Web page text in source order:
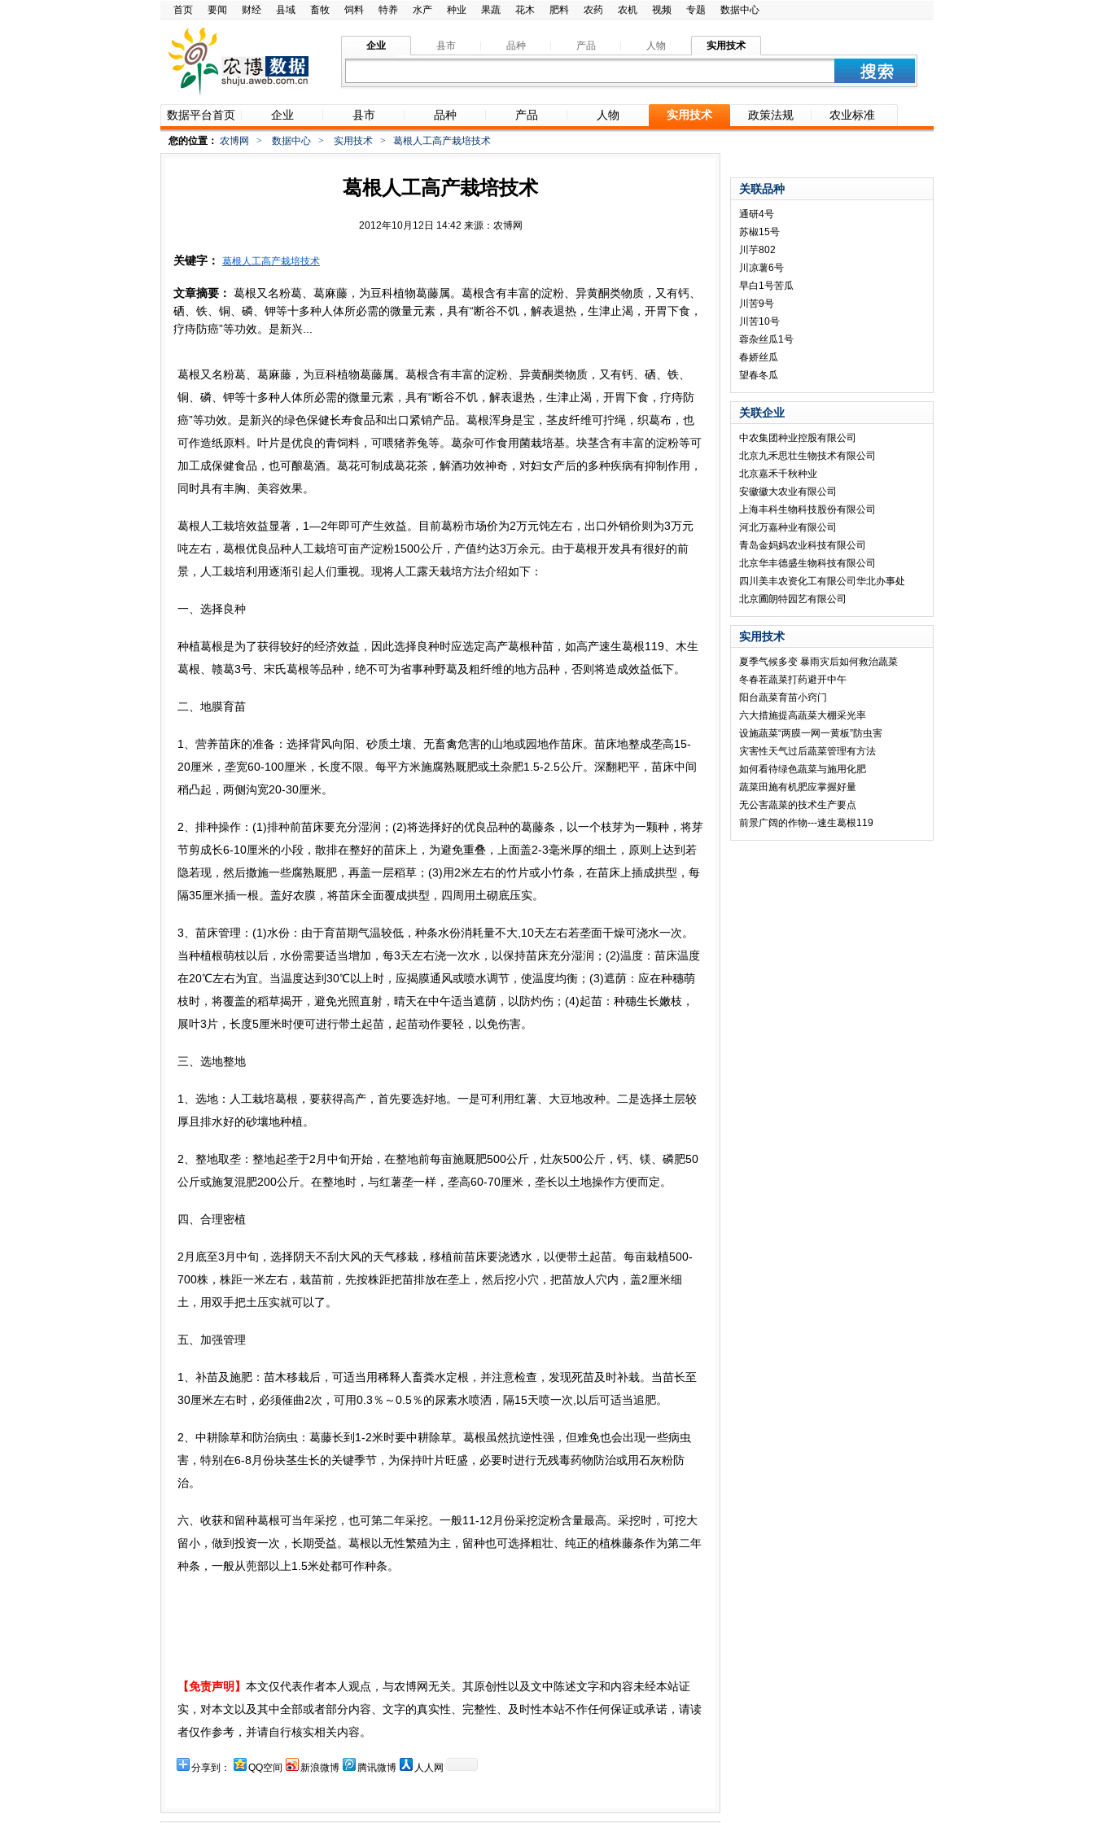
首页 要闻 财经 县域 畜牧 饲料 特养 水产 种业 果蔬 花木 肥料 农药 农机 视频 专题 数据中心
企业 县市 品种 产品 人物 实用技术
数据平台首页 企业 县市 品种 产品 人物 实用技术 政策法规 农业标准
您的位置： 农博网 > 数据中心 > 实用技术 > 葛根人工高产栽培技术
葛根人工高产栽培技术
2012年10月12日 14:42 来源：农博网
关键字： 葛根人工高产栽培技术
文章摘要： 葛根又名粉葛、葛麻藤，为豆科植物葛藤属。葛根含有丰富的淀粉、异黄酮类物质，又有钙、
硒、铁、铜、磷、钾等十多种人体所必需的微量元素，具有“断谷不饥，解表退热，生津止渴，开胃下食，
疗痔防癌”等功效。是新兴...
葛根又名粉葛、葛麻藤，为豆科植物葛藤属。葛根含有丰富的淀粉、异黄酮类物质，又有钙、硒、铁、
铜、磷、钾等十多种人体所必需的微量元素，具有“断谷不饥，解表退热，生津止渴，开胃下食，疗痔防
癌”等功效。是新兴的绿色保健长寿食品和出口紧销产品。葛根浑身是宝，茎皮纤维可拧绳，织葛布，也
可作造纸原料。叶片是优良的青饲料，可喂猪养兔等。葛杂可作食用菌栽培基。块茎含有丰富的淀粉等可
加工成保健食品，也可酿葛酒。葛花可制成葛花茶，解酒功效神奇，对妇女产后的多种疾病有抑制作用，
同时具有丰胸、美容效果。
葛根人工栽培效益显著，1―2年即可产生效益。目前葛粉市场价为2万元饨左右，出口外销价则为3万元
吨左右，葛根优良品种人工栽培可亩产淀粉1500公斤，产值约达3万余元。由于葛根开发具有很好的前
景，人工栽培利用逐渐引起人们重视。现将人工露天栽培方法介绍如下：
一、选择良种
种植葛根是为了获得较好的经济效益，因此选择良种时应选定高产葛根种苗，如高产速生葛根119、木生
葛根、赣葛3号、宋氏葛根等品种，绝不可为省事种野葛及粗纤维的地方品种，否则将造成效益低下。
二、地膜育苗
1、营养苗床的准备：选择背风向阳、砂质土壤、无畜禽危害的山地或园地作苗床。苗床地整成垄高15-
20厘米，垄宽60-100厘米，长度不限。每平方米施腐熟厩肥或土杂肥1.5-2.5公斤。深翻耙平，苗床中间
稍凸起，两侧沟宽20-30厘米。
2、排种操作：(1)排种前苗床要充分湿润；(2)将选择好的优良品种的葛藤条，以一个枝芽为一颗种，将芽
节剪成长6-10厘米的小段，散排在整好的苗床上，为避免重叠，上面盖2-3毫米厚的细土，原则上达到若
隐若现，然后撒施一些腐熟厩肥，再盖一层稻草；(3)用2米左右的竹片或小竹条，在苗床上插成拱型，每
隔35厘米插一根。盖好农膜，将苗床全面覆成拱型，四周用土砌底压实。
3、苗床管理：(1)水份：由于育苗期气温较低，种条水份消耗量不大,10天左右若垄面干燥可浇水一次。
当种植根萌枝以后，水份需要适当增加，每3天左右浇一次水，以保持苗床充分湿润；(2)温度：苗床温度
在20℃左右为宜。当温度达到30℃以上时，应揭膜通风或喷水调节，使温度均衡；(3)遮荫：应在种穗萌
枝时，将覆盖的稻草揭开，避免光照直射，晴天在中午适当遮荫，以防灼伤；(4)起苗：种穗生长嫩枝，
展叶3片，长度5厘米时便可进行带土起苗，起苗动作要轻，以免伤害。
三、选地整地
1、选地：人工栽培葛根，要获得高产，首先要选好地。一是可利用红薯、大豆地改种。二是选择土层较
厚且排水好的砂壤地种植。
2、整地取垄：整地起垄于2月中旬开始，在整地前每亩施厩肥500公斤，灶灰500公斤，钙、镁、磷肥50
公斤或施复混肥200公斤。在整地时，与红薯垄一样，垄高60-70厘米，垄长以土地操作方便而定。
四、合理密植
2月底至3月中旬，选择阴天不刮大风的天气移栽，移植前苗床要浇透水，以便带土起苗。每亩栽植500-
700株，株距一米左右，栽苗前，先按株距把苗排放在垄上，然后挖小穴，把苗放人穴内，盖2厘米细
土，用双手把土压实就可以了。
五、加强管理
1、补苗及施肥：苗木移栽后，可适当用稀释人畜粪水定根，并注意检查，发现死苗及时补栽。当苗长至
30厘米左右时，必须催曲2次，可用0.3％～0.5％的尿素水喷洒，隔15天喷一次,以后可适当追肥。
2、中耕除草和防治病虫：葛藤长到1-2米时要中耕除草。葛根虽然抗逆性强，但难免也会出现一些病虫
害，特别在6-8月份块茎生长的关键季节，为保持叶片旺盛，必要时进行无残毒药物防治或用石灰粉防
治。
六、收获和留种葛根可当年采挖，也可第二年采挖。一般11-12月份采挖淀粉含量最高。采挖时，可挖大
留小，做到投资一次，长期受益。葛根以无性繁殖为主，留种也可选择粗壮、纯正的植株藤条作为第二年
种条，一般从蔸部以上1.5米处都可作种条。
【免责声明】 本文仅代表作者本人观点，与农博网无关。其原创性以及文中陈述文字和内容未经本站证
实，对本文以及其中全部或者部分内容、文字的真实性、完整性、及时性本站不作任何保证或承诺，请读
者仅作参考，并请自行核实相关内容。
分享到： QQ空间 新浪微博 腾讯微博 人人网
关联品种
通研4号
苏椒15号
川芋802
川凉薯6号
早白1号苦瓜
川苦9号
川苦10号
蓉杂丝瓜1号
春娇丝瓜
望春冬瓜
关联企业
中农集团种业控股有限公司
北京九禾思壮生物技术有限公司
北京嘉禾千秋种业
安徽徽大农业有限公司
上海丰科生物科技股份有限公司
河北万嘉种业有限公司
青岛金妈妈农业科技有限公司
北京华丰德盛生物科技有限公司
四川美丰农资化工有限公司华北办事处
北京圃朗特园艺有限公司
实用技术
夏季气候多变 暴雨灾后如何救治蔬菜
冬春茬蔬菜打药避开中午
阳台蔬菜育苗小窍门
六大措施提高蔬菜大棚采光率
设施蔬菜“两膜一网一黄板”防虫害
灾害性天气过后蔬菜管理有方法
如何看待绿色蔬菜与施用化肥
蔬菜田施有机肥应掌握好量
无公害蔬菜的技术生产要点
前景广阔的作物---速生葛根119